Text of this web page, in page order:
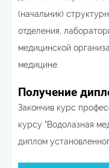
(начальник)
отделения,
медицинской
медицине.
Получение
Закончив курс
курсу "Водолазная
диплом